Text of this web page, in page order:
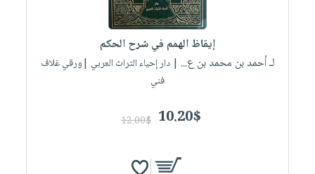
إيقاظ الهمم في شرح الحكم
لـ أحمد بن محمد بن ع... | دار إحياء التراث العربي |ورقي غلاف
فني
10.20$
12.00$